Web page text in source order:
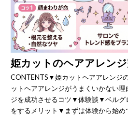
CONTENTS▼姫カットヘアアレンジ
ットヘアアレンジがうまくいかない
ジを成功させるコツ▼体験談▼ベルグ
をするメリット▼まずは体験から始め